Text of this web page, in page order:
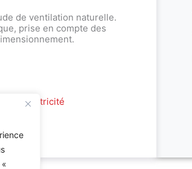
de ventilation naturelle.
prise en compte des
& électricité